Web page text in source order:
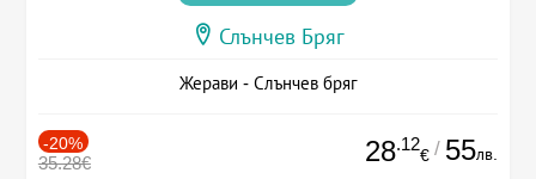
Слънчев Бряг
Жерави - Слънчев бряг
-20%
35.28€ 28.12
€ / 55лв.